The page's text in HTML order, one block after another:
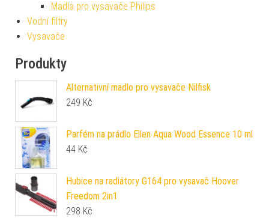
Madla pro vysavače Philips
Vodní filtry
Vysavače
Produkty
Alternativní madlo pro vysavače Nilfisk
249 Kč
Parfém na prádlo Ellen Aqua Wood Essence 10 ml
44 Kč
Hubice na radiátory G164 pro vysavač Hoover
Freedom 2in1
298 Kč